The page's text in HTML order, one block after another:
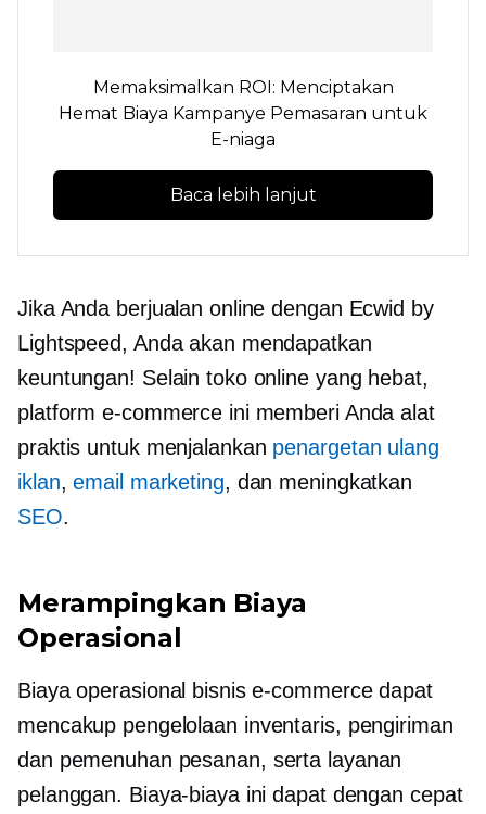
Memaksimalkan ROI: Menciptakan
Hemat Biaya Kampanye Pemasaran untuk
E-niaga
Baca lebih lanjut
Jika Anda berjualan online dengan Ecwid by
Lightspeed, Anda akan mendapatkan
keuntungan! Selain toko online yang hebat,
platform e-commerce ini memberi Anda alat
praktis untuk menjalankan penargetan ulang
iklan,email marketing, dan meningkatkan
SEO.
Merampingkan Biaya
Operasional
Biaya operasional bisnis e-commerce dapat
mencakup pengelolaan inventaris, pengiriman
dan pemenuhan pesanan, serta layanan
pelanggan. Biaya-biaya ini dapat dengan cepat